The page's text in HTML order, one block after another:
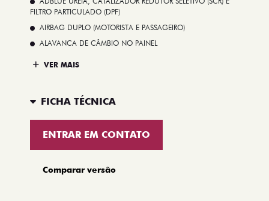
FILTRO PARTICULADO (DPF)
AIRBAG DUPLO (MOTORISTA E PASSAGEIRO)
ALAVANCA DE CÂMBIO NO PAINEL
VER MAIS
FICHA TÉCNICA
ENTRAR EM CONTATO
Comparar versão